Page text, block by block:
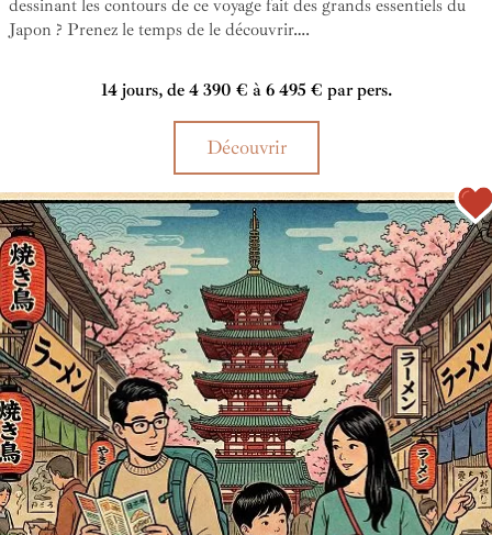
dessinant les contours de ce voyage fait des grands essentiels du
Japon ? Prenez le temps de le découvrir….
14 jours, de 4 390 € à 6 495 € par pers.
Découvrir